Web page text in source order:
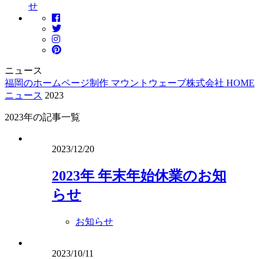
せ
ニュース
福岡のホームページ制作 マウントウェーブ株式会社 HOME
ニュース 2023
2023年の記事一覧
2023/12/20
2023年 年末年始休業のお知
らせ
お知らせ
2023/10/11